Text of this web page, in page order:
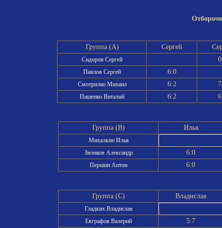
Группа (A) Сергей
Сидоров Сергей
Павлов Сергей 6:0
Смотрилко Михаил 6:2
Пашенко Виталий 6:2
Группа (B) Илья
Михалкин Илья
Звонков Александр
6:0
Першин Антон 6:0
Группа (C) Владислав
Гладких Владислав
Евграфов Валерий
5:7